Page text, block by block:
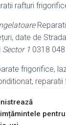
pentru
rafturi
date de
Sector 1 0318
frigorifice,
reparatii